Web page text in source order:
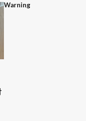
Warning